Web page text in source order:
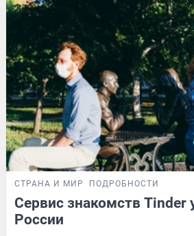
СТРАНА И МИР ПОДРОБНОСТИ
Сервис знакомств Tinder
России